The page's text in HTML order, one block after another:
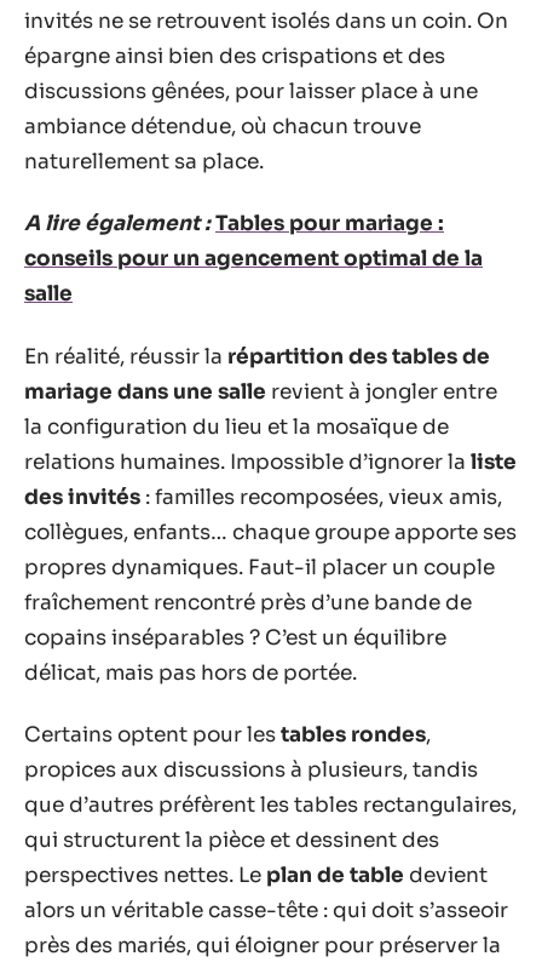
invités ne se retrouvent isolés dans un coin. On
épargne ainsi bien des crispations et des
discussions gênées, pour laisser place à une
ambiance détendue, où chacun trouve
naturellement sa place.
A lire également :Tables pour mariage :
conseils pour un agencement optimal de la
salle
En réalité, réussir la répartition des tables de
mariage dans une salle revient à jongler entre
la configuration du lieu et la mosaïque de
relations humaines. Impossible d’ignorer la liste
des invités : familles recomposées, vieux amis,
collègues, enfants… chaque groupe apporte ses
propres dynamiques. Faut-il placer un couple
fraîchement rencontré près d’une bande de
copains inséparables ? C’est un équilibre
délicat, mais pas hors de portée.
Certains optent pour lestables rondes,
propices aux discussions à plusieurs, tandis
que d’autres préfèrent les tables rectangulaires,
qui structurent la pièce et dessinent des
perspectives nettes. Le plan de table devient
alors un véritable casse-tête : qui doit s’asseoir
près des mariés, qui éloigner pour préserver la